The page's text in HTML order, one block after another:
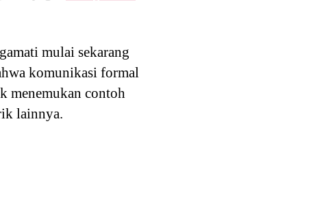
mulai sekarang
komunikasi formal
menemukan contoh
lainnya.